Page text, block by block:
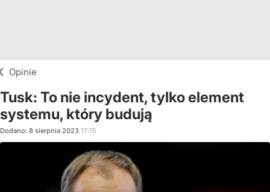
Opinie
Tusk: To nie incydent, tylko element
systemu, który budują
Dodano: 8 sierpnia 2023 17:15